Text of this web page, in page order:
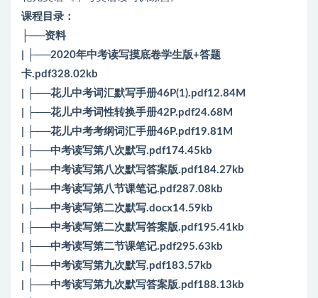
课程目录：
├──资料
| ├──2020年中考读写摸底卷学生版+答题
卡.pdf328.02kb
| ├──花儿中考词汇默写手册46P(1).pdf12.84M
| ├──花儿中考词性转换手册42P.pdf24.68M
| ├──花儿中考考纲词汇手册46P.pdf19.81M
| ├──中考读写第八次默写.pdf174.45kb
| ├──中考读写第八次默写答案版.pdf184.27kb
| ├──中考读写第八节课笔记.pdf287.08kb
| ├──中考读写第二次默写.docx14.59kb
| ├──中考读写第二次默写答案版.pdf195.41kb
| ├──中考读写第二节课笔记.pdf295.63kb
| ├──中考读写第九次默写.pdf183.57kb
| ├──中考读写第九次默写答案版.pdf188.13kb